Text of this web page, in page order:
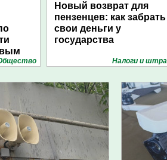
Новый возврат для
пензенцев: как забрать
свои деньги у
государства
Налоги и